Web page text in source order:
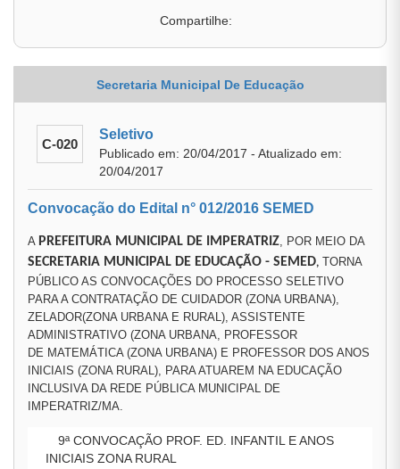
Compartilhe:
Secretaria Municipal De Educação
C-020
Seletivo
Publicado em: 20/04/2017 - Atualizado em:
20/04/2017
Convocação do Edital n° 012/2016 SEMED
A PREFEITURA MUNICIPAL DE IMPERATRIZ, POR MEIO DA
SECRETARIA MUNICIPAL DE EDUCAÇÃO - SEMED, TORNA
PÚBLICO AS CONVOCAÇÕES DO PROCESSO SELETIVO
PARA A CONTRATAÇÃO DE CUIDADOR (ZONA URBANA),
ZELADOR(ZONA URBANA E RURAL), ASSISTENTE
ADMINISTRATIVO (ZONA URBANA, PROFESSOR
DE MATEMÁTICA (ZONA URBANA) E PROFESSOR DOS ANOS
INICIAIS (ZONA RURAL), PARA ATUAREM NA EDUCAÇÃO
INCLUSIVA DA REDE PÚBLICA MUNICIPAL DE
IMPERATRIZ/MA.
9ª CONVOCAÇÃO PROF. ED. INFANTIL E ANOS
INICIAIS ZONA RURAL